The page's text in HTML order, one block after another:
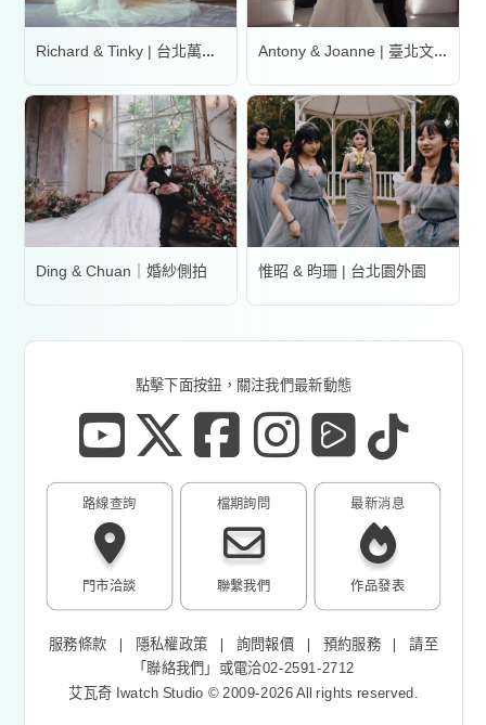
Richard & Tinky | 台北萬豪酒店 Antony & Joanne | 臺北文華東方酒店
Ding & Chuan｜婚紗側拍 惟昭 & 昀珊 | 台北園外園
點擊下面按鈕，關注我們最新動態
路線查詢
門市洽談
最新消息
作品發表
檔期詢問
聯繫我們
服務條款 ❘ 隱私權政策 ❘詢問報價 ❘預約服務 ❘請至
「聯絡我們 」或電洽02-2591-2712
艾瓦奇 Iwatch Studio © 2009-2026 All rights reserved.